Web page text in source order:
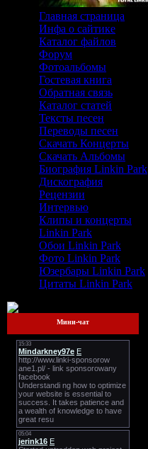
Главная страница
Инфа о сайтике
Каталог файлов
Форум
Фотоальбомы
Гостевая книга
Обратная связь
Каталог статей
Тексты песен
Переводы песен
Скачать Концерты
Скачать Альбомы
Биография Linkin Park
Дискография
Рецензии
Интервью
Клипы и концерты
Linkin Park
Обои Linkin Park
Фото Linkin Park
Юзербары Linkin Park
Цитаты Linkin Park
Мини-чат